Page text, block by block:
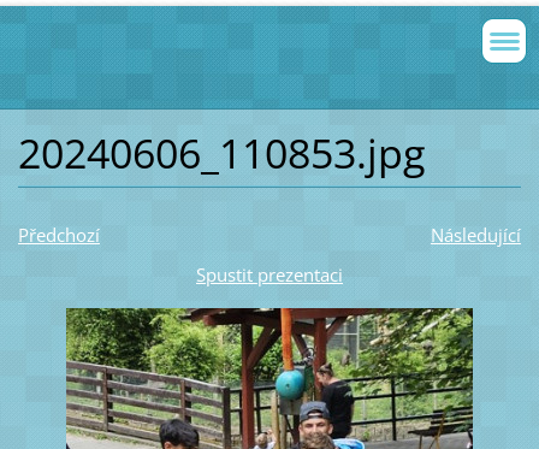
20240606_110853.jpg
Předchozí
Následující
Spustit prezentaci